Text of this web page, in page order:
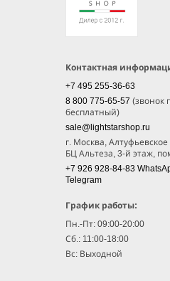
Контактная
+7 495 255-36-63
8 800 775-65-57 (звонок
бесплатный)
sale@lightstarshop.ru
г. Москва,
БЦ Альтеза, 3-й этаж,
+7 926 928-84-83
Telegram
График работы:
Пн.-Пт: 09:00-20:00
Сб.: 11:00-18:00
Вс: Выходной